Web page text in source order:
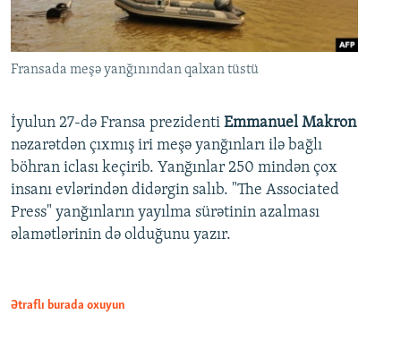
Fransada meşə yanğınından qalxan tüstü
İyulun 27-də Fransa prezidenti Emmanuel Makron
nəzarətdən çıxmış iri meşə yanğınları ilə bağlı
böhran iclası keçirib. Yanğınlar 250 mindən çox
insanı evlərindən didərgin salıb. "The Associated
Press" yanğınların yayılma sürətinin azalması
əlamətlərinin də olduğunu yazır.
Ətraflı burada oxuyun